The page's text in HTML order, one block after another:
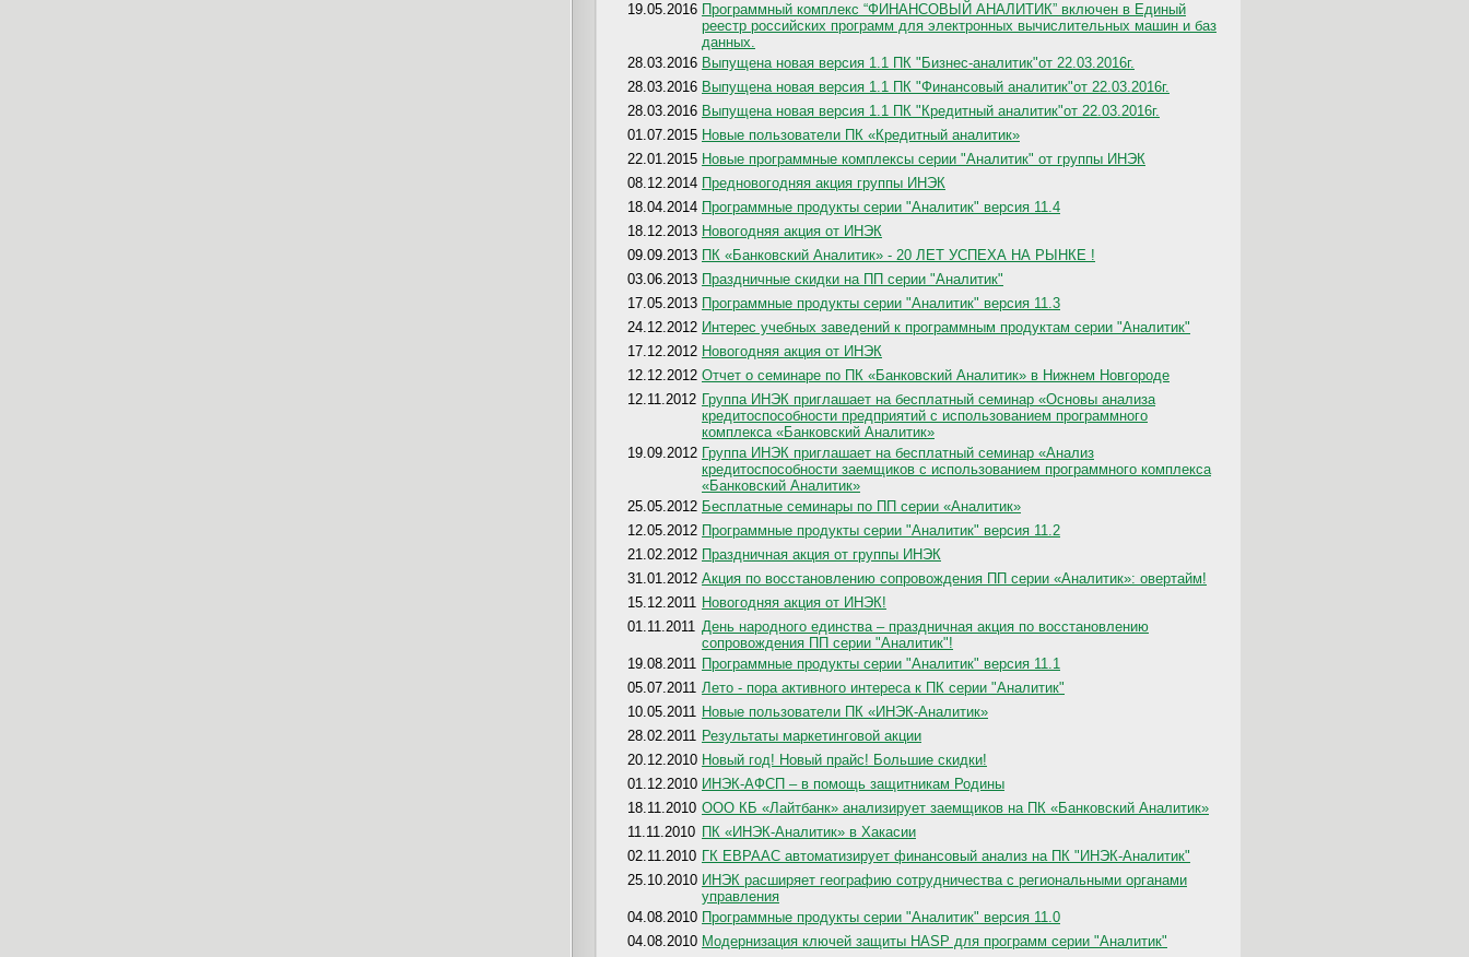
19.05.2016 Программный комплекс “ФИНАНСОВЫЙ АНАЛИТИК” включен в Единый
реестр российских программ для электронных вычислительных машин и баз
данных.
28.03.2016 Выпущена новая версия 1.1 ПК "Бизнес-аналитик"от 22.03.2016г.
28.03.2016 Выпущена новая версия 1.1 ПК "Финансовый аналитик"от 22.03.2016г.
28.03.2016 Выпущена новая версия 1.1 ПК "Кредитный аналитик"от 22.03.2016г.
01.07.2015 Новые пользователи ПК «Кредитный аналитик»
22.01.2015 Новые программные комплексы серии "Аналитик" от группы ИНЭК
08.12.2014 Предновогодняя акция группы ИНЭК
18.04.2014 Программные продукты серии "Аналитик" версия 11.4
18.12.2013 Новогодняя акция от ИНЭК
09.09.2013 ПК «Банковский Аналитик» - 20 ЛЕТ УСПЕХА НА РЫНКЕ !
03.06.2013 Праздничные скидки на ПП серии "Аналитик"
17.05.2013 Программные продукты серии "Аналитик" версия 11.3
24.12.2012 Интерес учебных заведений к программным продуктам серии "Аналитик"
17.12.2012 Новогодняя акция от ИНЭК
12.12.2012 Отчет о семинаре по ПК «Банковский Аналитик» в Нижнем Новгороде
12.11.2012 Группа ИНЭК приглашает на бесплатный семинар «Основы анализа
кредитоспособности предприятий с использованием программного
комплекса «Банковский Аналитик»
19.09.2012 Группа ИНЭК приглашает на бесплатный семинар «Анализ
кредитоспособности заемщиков с использованием программного комплекса
«Банковский Аналитик»
25.05.2012 Бесплатные семинары по ПП серии «Аналитик»
12.05.2012 Программные продукты серии "Аналитик" версия 11.2
21.02.2012 Праздничная акция от группы ИНЭК
31.01.2012 Акция по восстановлению сопровождения ПП серии «Аналитик»: овертайм!
15.12.2011 Новогодняя акция от ИНЭК!
01.11.2011 День народного единства – праздничная акция по восстановлению
сопровождения ПП серии "Аналитик"!
19.08.2011 Программные продукты серии "Аналитик" версия 11.1
05.07.2011 Лето - пора активного интереса к ПК серии "Аналитик"
10.05.2011 Новые пользователи ПК «ИНЭК-Аналитик»
28.02.2011 Результаты маркетинговой акции
20.12.2010 Новый год! Новый прайс! Большие скидки!
01.12.2010 ИНЭК-АФСП – в помощь защитникам Родины
18.11.2010 ООО КБ «Лайтбанк» анализирует заемщиков на ПК «Банковский Аналитик»
11.11.2010 ПК «ИНЭК-Аналитик» в Хакасии
02.11.2010 ГК ЕВРААС автоматизирует финансовый анализ на ПК "ИНЭК-Аналитик"
25.10.2010 ИНЭК расширяет географию сотрудничества с региональными органами
управления
04.08.2010 Программные продукты серии "Аналитик" версия 11.0
04.08.2010 Модернизация ключей защиты HASP для программ серии "Аналитик"